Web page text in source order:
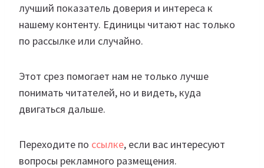
лучший показатель доверия и интереса к
нашему контенту. Единицы читают нас только
по рассылке или случайно.
Этот срез помогает нам не только лучше
понимать читателей, но и видеть, куда
двигаться дальше.
Переходите по ссылке, если вас интересуют
вопросы рекламного размещения.